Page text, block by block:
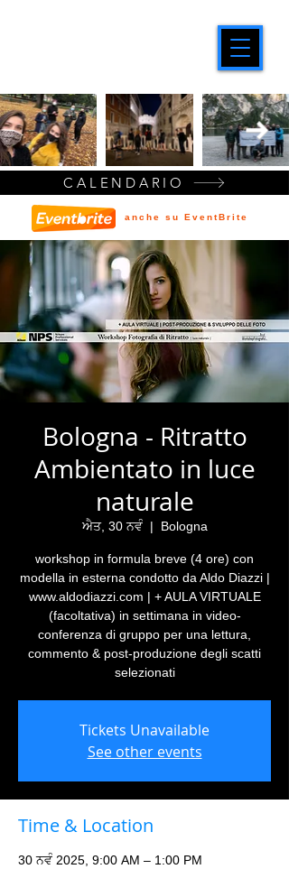
Bologna - Ritratto
Ambientato in luce
naturale
ਐਤ, 30 ਨਵੰ
  |
Bologna
workshop in formula breve (4 ore) con
modella in esterna condotto da Aldo Diazzi |
www.aldodiazzi.com | + AULA VIRTUALE
(facoltativa) in settimana in video-
conferenza di gruppo per una lettura,
commento & post-produzione degli scatti
selezionati
Tickets Unavailable
See other events
Time & Location
30 ਨਵੰ 2025, 9:00 AM – 1:00 PM
CALENDARIO
anche su EventBrite